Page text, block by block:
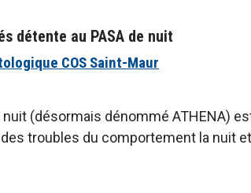
détente au PASA de nuit
COS Saint-Maur
nuit (désormais dénommé ATHENA)
troubles du comportement la nuit